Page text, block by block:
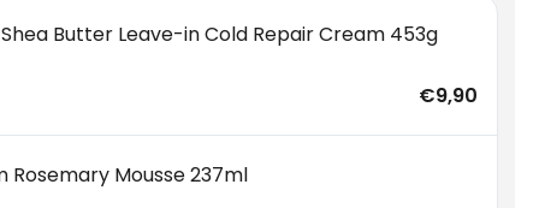
Butter Leave-in Cold Repair Cream 453g
€9,90
Rosemary Mousse 237ml